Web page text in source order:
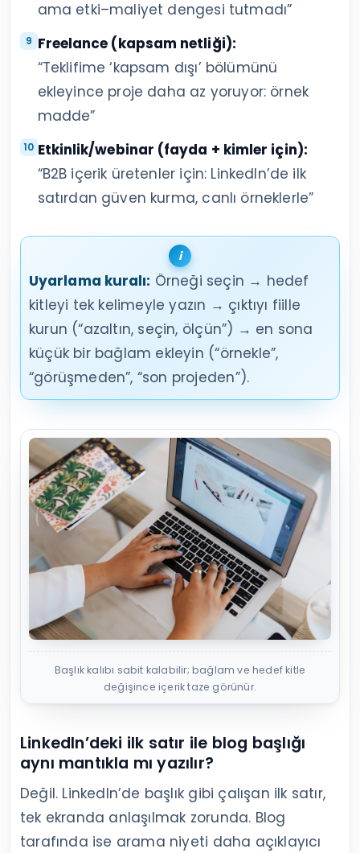
ama etki–maliyet dengesi tutmadı”
Freelance (kapsam netliği):
“Teklifime ‘kapsam dışı’ bölümünü
ekleyince proje daha az yoruyor: örnek
madde”
Etkinlik/webinar (fayda + kimler için):
“B2B içerik üretenler için: LinkedIn’de ilk
satırdan güven kurma, canlı örneklerle”
Uyarlama kuralı: Örneği seçin → hedef
kitleyi tek kelimeyle yazın → çıktıyı fiille
kurun (“azaltın, seçin, ölçün”) → en sona
küçük bir bağlam ekleyin (“örnekle”,
“görüşmeden”, “son projeden”).
Başlık kalıbı sabit kalabilir; bağlam ve hedef kitle
değişince içerik taze görünür.
LinkedIn’deki ilk satır ile blog başlığı
aynı mantıkla mı yazılır?
Değil. LinkedIn’de başlık gibi çalışan ilk satır,
tek ekranda anlaşılmak zorunda. Blog
tarafında ise arama niyeti daha açıklayıcı